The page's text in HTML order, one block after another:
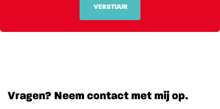
VERSTUUR
Vragen? Neem contact met mij op.